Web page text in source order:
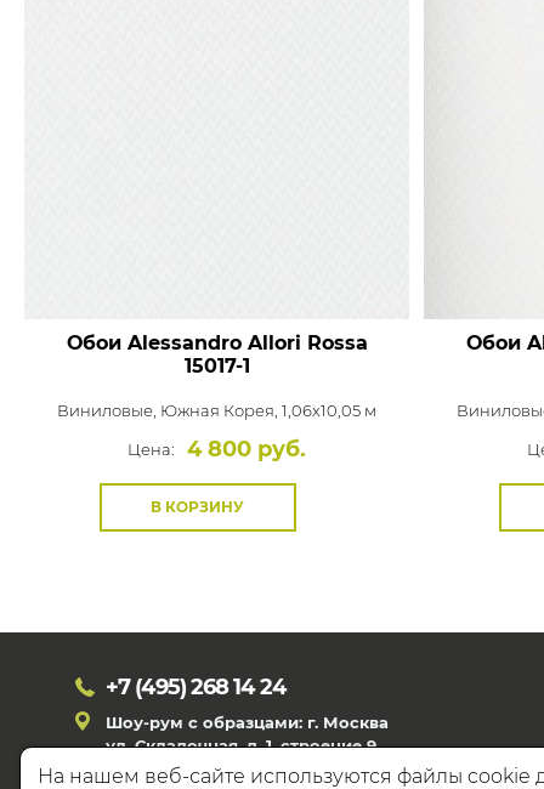
Обои Alessandro Allori Rossa
15017-1
Виниловые, Южная Корея, 1,06x10,05 м
Цена:
4 800 руб.
В КОРЗИНУ
Обои
+7 (495)268 14 24
Шоу-рум с образцами: г. Москва
ул. Складочная, д. 1, строение 9
На нашем веб-сайте используются файлы cookie